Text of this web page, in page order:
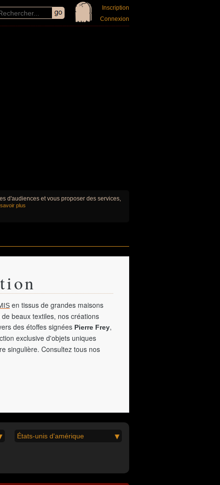
Inscription
Connexion
d'audiences et vous proposer des services,
plus
en tissus de grandes maisons
beaux textiles, nos créations
des étoffes signées Pierre Frey,
exclusive d'objets uniques
singulière. Consultez tous nos
États-unis d'amérique